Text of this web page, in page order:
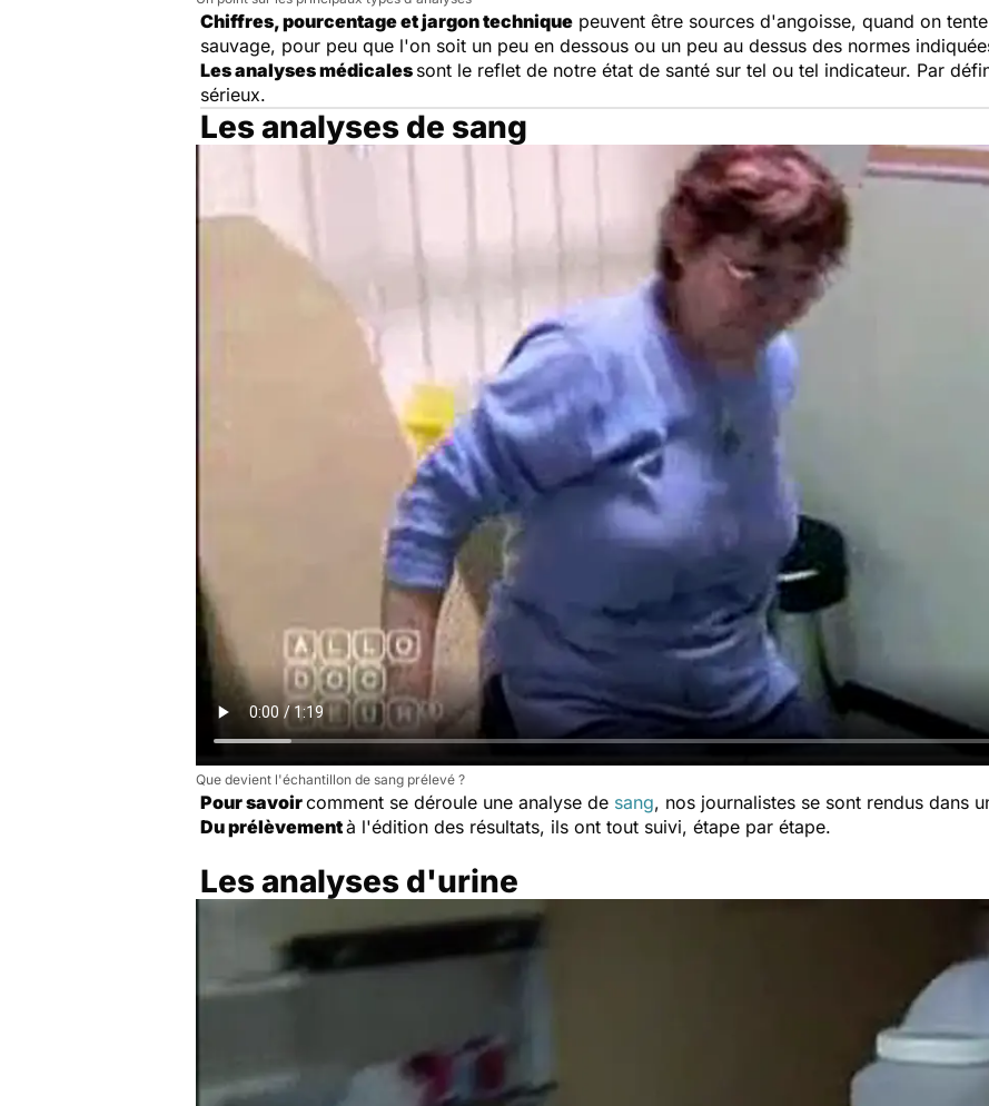
Chiffres, pourcentage et jargon technique peuvent être sources d'angoisse, quand on
sauvage, pour peu que l'on soit un peu en dessous ou un peu au dessus des normes
Les analyses médicales sont le reflet de notre état de santé sur tel ou tel indicateur. Par
sérieux.
Les analyses de sang
Que devient l'échantillon de sang prélevé ?
Pour savoircomment se déroule une analyse de sang, nos journalistes se sont rendus dans
Du prélèvementà l'édition des résultats, ils ont tout suivi, étape par étape.
Les analyses d'urine